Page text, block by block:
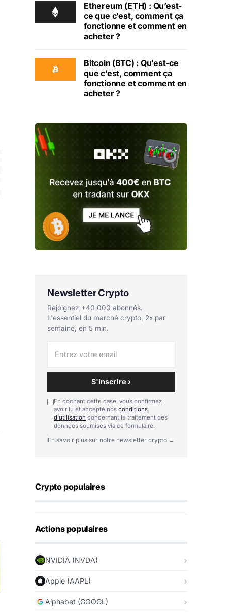
Ethereum (ETH) : Qu’est-
ce que c’est, comment ça
fonctionne et comment en
acheter ?
Bitcoin (BTC) : Qu’est-ce
que c’est, comment ça
fonctionne et comment en
acheter ?
Newsletter Crypto
Rejoignez +40 000 abonnés.
L'essentiel du marché crypto, 2x par
semaine, en 5 min.
S'inscrire ›
En cochant cette case, vous confirmez
avoir lu et accepté nos conditions
d'utilisation concernant le traitement des
données soumises via ce formulaire.
En savoir plus sur notre newsletter crypto →
Crypto populaires
Actions populaires
NVIDIA (NVDA)
Apple (AAPL)
Alphabet (GOOGL)